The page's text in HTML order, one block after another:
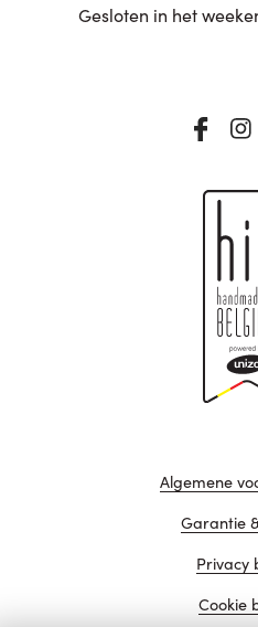
Gesloten in het
Algemene
Garantie
Privacy
Cookie